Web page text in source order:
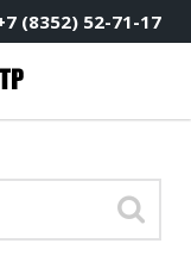
(8352) 52-71-17